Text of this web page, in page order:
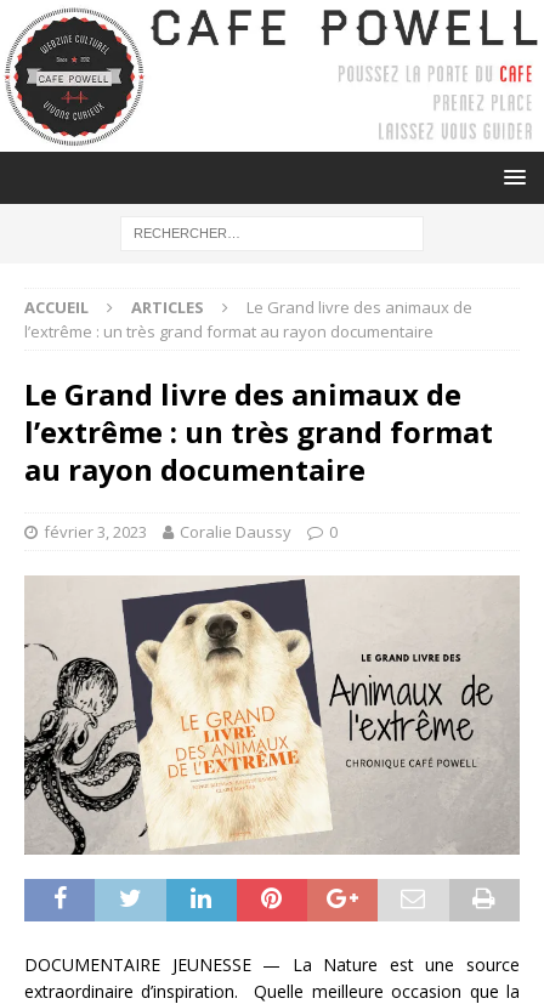
ACCUEIL ARTICLES
Le Grand livre des animaux de
l’extrême : un très grand format au rayon documentaire
Le Grand livre des animaux de
l’extrême : un très grand format
au rayon documentaire
février 3, 2023 Coralie Daussy 0
DOCUMENTAIRE JEUNESSE — La Nature est une source
extraordinaire d’inspiration. Quelle meilleure occasion que la